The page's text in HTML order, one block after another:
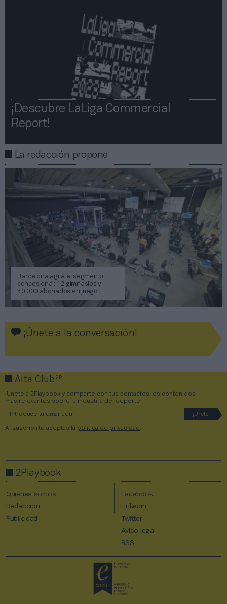
¡Descubre LaLiga Commercial
Report!​​
La redacción propone
Barcelona agita el segmento
concesional: 12 gimnasios y
30.000 abonados en juego
¡Únete a la conversación!
Alta Club2P
¡Únete a 2Playbook y comparte con tus contactos los contenidos
más relevantes sobre la industria del deporte!
Al suscribirte aceptas la política de privacidad
2Playbook
Quiénes somos
Redacción
Publicidad
Facebook
Linkedin
Twitter
Aviso legal
RSS